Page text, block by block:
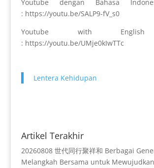
Youtube dengan Bahasa
: https://youtu.be/SALP9-fV_s0
Youtube with English
: https://youtu.be/UMje0kIwTTc
Lentera Kehidupan
Artikel Terakhir
20260808 世代同行聚祥和 Berbagai
Melangkah Bersama untuk Mewujudkan